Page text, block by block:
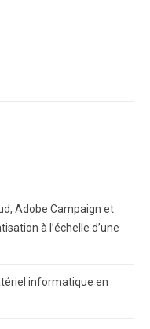
Adobe Campaign et
à l’échelle d’une
informatique en